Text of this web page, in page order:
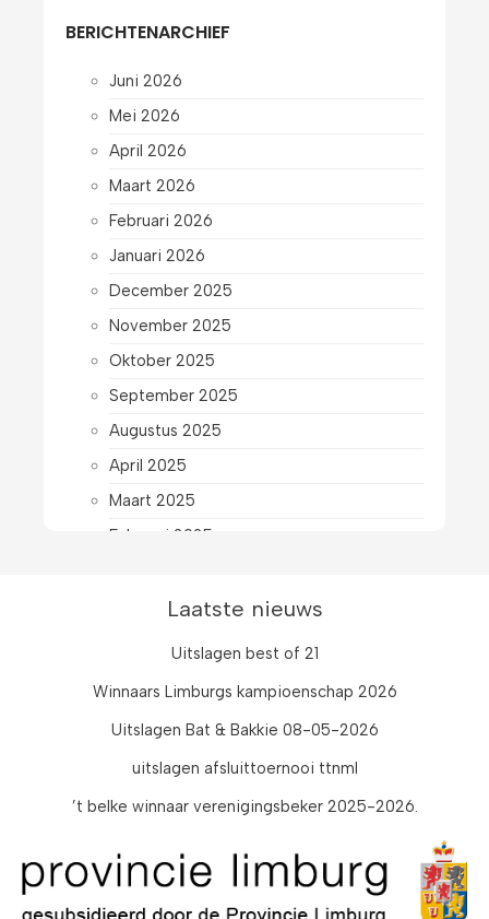
BERICHTENARCHIEF
Juni 2026
Mei 2026
April 2026
Maart 2026
Februari 2026
Januari 2026
December 2025
November 2025
Oktober 2025
September 2025
Augustus 2025
April 2025
Maart 2025
Februari 2025
December 2024
Augustus 2024
Juli 2024
Juni 2024
April 2024
Maart 2024
Laatste nieuws
Uitslagen best of 21
Winnaars Limburgs kampioenschap 2026
Uitslagen Bat & Bakkie 08-05-2026
uitslagen afsluittoernooi ttnml
’t belke winnaar verenigingsbeker 2025-2026.